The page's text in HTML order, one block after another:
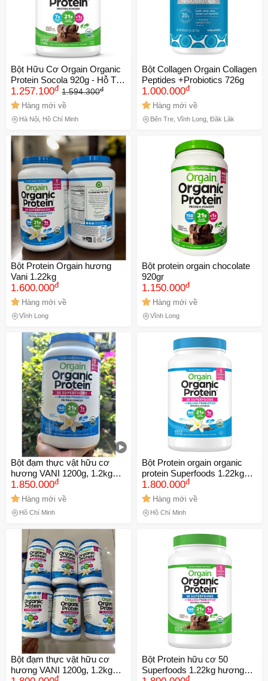
Bột Hữu Cơ Orgain Organic
Protein Socola 920g - Hỗ Trợ
Tăng Cân Cho Người Gầy
Yếu, Dinh Dưỡng - Hàng Mỹ
1.257.100đ 1.594.300đ
Hàng mới về
Hà Nội, Hồ Chí Minh
Bột Collagen Orgain Collagen
Peptides +Probiotics 726g
1.000.000đ
Hàng mới về
Bến Tre, Vĩnh Long, Đắk Lắk
Bột Protein Orgain hương
Vani 1.22kg
1.600.000đ
Hàng mới về
Vĩnh Long
Bột protein orgain chocolate
920gr
1.150.000đ
Hàng mới về
Vĩnh Long
Bột đạm thực vật hữu cơ
hương VANI 1200g, 1.2kg
Orgain Organic Protein Plant
Based Protein Power USA
1.850.000đ
Hàng mới về
Hồ Chí Minh
Bột Protein orgain organic
protein Superfoods 1.22kg
hương Vani của Mỹ
1.800.000đ
Hàng mới về
Hồ Chí Minh
Bột đạm thực vật hữu cơ
hương VANI 1200g, 1.2kg
đ
Bột Protein hữu cơ 50
Superfoods 1.22kg hương
đ
🎁 Đừng Bỏ Lỡ! 🎁
Mã Giảm Giá Dành Riêng Cho Bạn
Giảm ngay-cho bất kỳ đơn hàng nào.
XXX-XXXX
Số lần áp dụng:
Chỉ áp dụng cho gian hàng:
Ngày hết hạn:
LẤY MÃ NGAY